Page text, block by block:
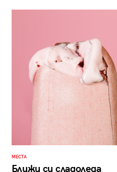
МЕСТА
Ближи си сладоледа